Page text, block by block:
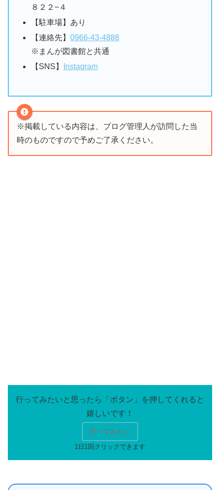
８２２−４
【駐車場】あり
【連絡先】0966-43-4888
※まんが図書館と共通
【SNS】
Instagram
※掲載している内容は、ブログ管理人が訪問した当
時のものですので予めご了承ください。
行ってみたい